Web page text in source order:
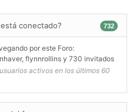
conectado? 732
por este Foro:
, flynnrollins y 730 invitados
activos en los últimos 60